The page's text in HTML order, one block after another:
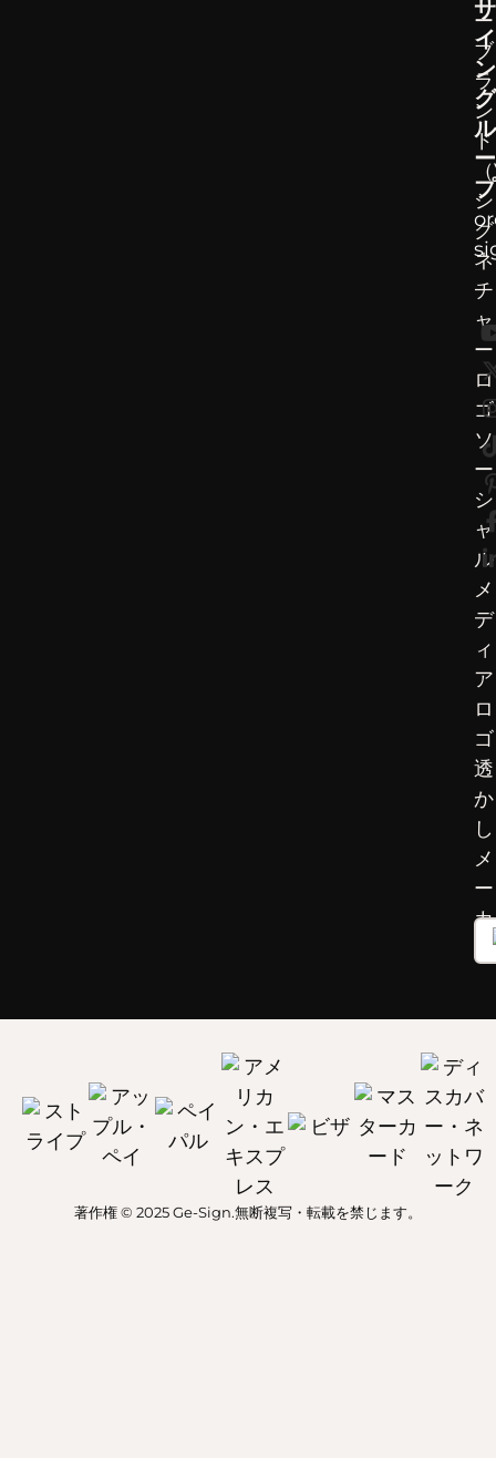
ブ
ラ
ン
ド
シ
グ
ネ
チ
ャ
ロ
ゴ
ソ
ー
シ
ャ
ル
メ
デ
ィ
ロ
ゴ
透
か
し
メ
ー
カ
ー
サ
イ
ン
グ
ル
ー
プ
著作権 © 2025 Ge-Sign.無断複写・転載を禁じます。